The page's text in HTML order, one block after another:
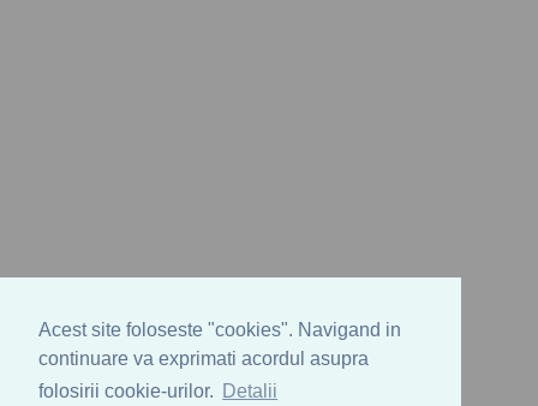
Acest site foloseste "cookies". Navigand in
continuare va exprimati acordul asupra
folosirii cookie-urilor.
Detalii